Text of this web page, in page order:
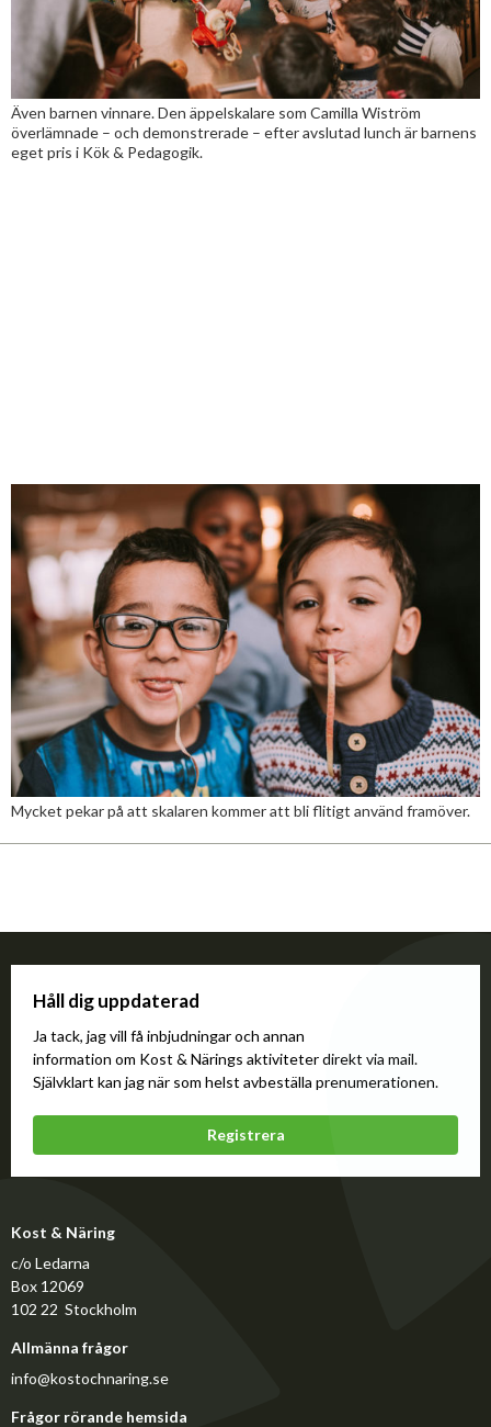
Även barnen vinnare. Den äppelskalare som Camilla Wiström
överlämnade – och demonstrerade – efter avslutad lunch är barnens
eget pris i Kök & Pedagogik.
Mycket pekar på att skalaren kommer att bli flitigt använd framöver.
Håll dig uppdaterad
Ja tack, jag vill få inbjudningar och annan
information om Kost & Närings aktiviteter direkt via mail.
Självklart kan jag när som helst avbeställa prenumerationen.
Registrera
Kost & Näring
c/o Ledarna
Box 12069
102 22 Stockholm
Allmänna frågor
info@kostochnaring.se
Frågor rörande hemsida